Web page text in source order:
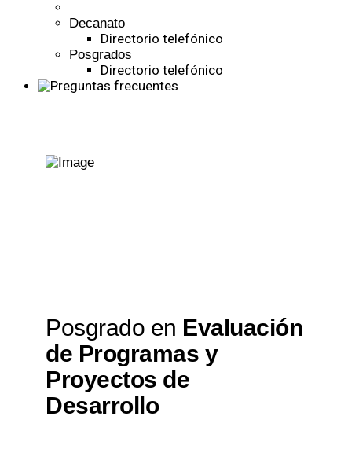
Decanato
Directorio telefónico
Posgrados
Directorio telefónico
Posgrado en Evaluación
de Programas y
Proyectos de
Desarrollo